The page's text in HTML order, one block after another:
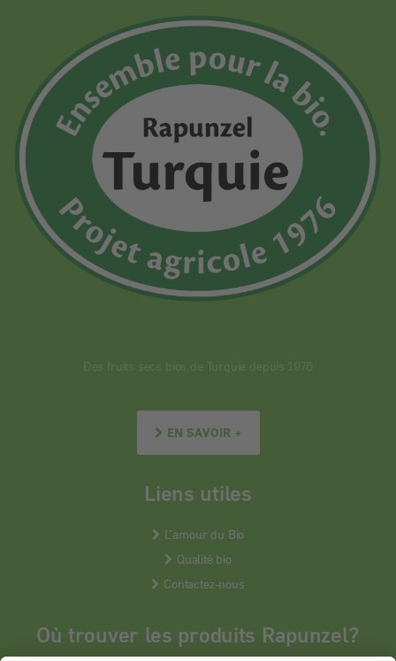
Des fruits secs bios de Turquie depuis 1976
EN SAVOIR +
Liens utiles
L’amour du Bio
Qualité bio
Contactez-nous
Où trouver les produits Rapunzel?